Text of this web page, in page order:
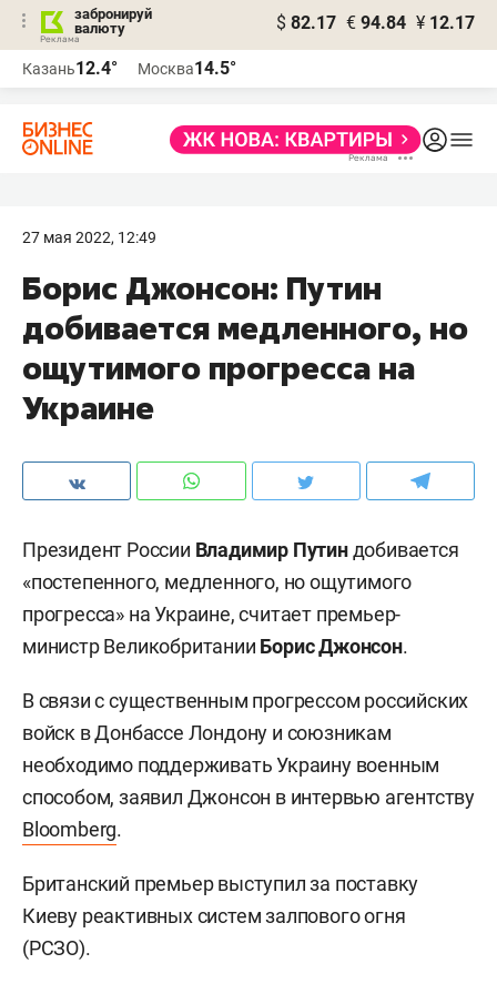
забронируй
валюту
$ 82.17 € 94.84 ¥ 12.17
Казань12.4° Москва14.5°
27 мая 2022, 12:49
Борис Джонсон: Путин
добивается медленного, но
ощутимого прогресса на
Украине
Президент России Владимир Путиндобивается
«постепенного, медленного, но ощутимого
прогресса» на Украине, считает премьер-
министр Великобритании Борис Джонсон.
В связи с существенным прогрессом российских
войск в Донбассе Лондону и союзникам
необходимо поддерживать Украину военным
способом, заявил Джонсон в интервью агентству
Bloomberg.
Британский премьер выступил за поставку
Киеву реактивных систем залпового огня
(РСЗО).